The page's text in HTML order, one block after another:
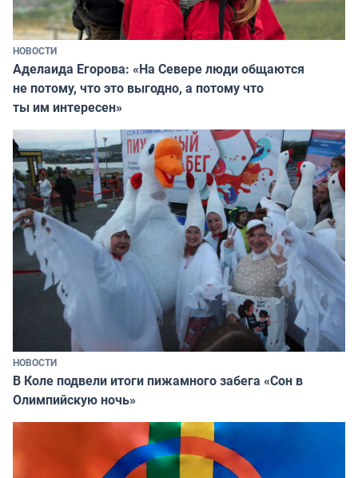
НОВОСТИ
Аделаида Егорова: «На Севере люди общаются
не потому, что это выгодно, а потому что
ты им интересен»
НОВОСТИ
В Коле подвели итоги пижамного забега «Сон в
Олимпийскую ночь»